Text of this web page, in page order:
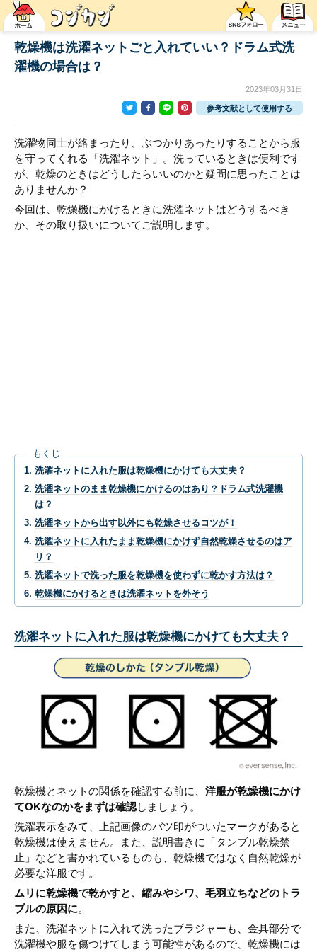
乾燥機は洗濯ネットごと入れていい？ドラム式洗
濯機の場合は？
2023年03月31日
参考文献として使用する
洗濯物同士が絡まったり、ぶつかりあったりすることから服
を守ってくれる「洗濯ネット」。洗っているときは便利です
が、乾燥のときはどうしたらいいのかと疑問に思ったことは
ありませんか？
今回は、乾燥機にかけるときに洗濯ネットはどうするべき
か、その取り扱いについてご説明します。
もくじ
洗濯ネットに入れた服は乾燥機にかけても大丈夫？
洗濯ネットのまま乾燥機にかけるのはあり？ドラム式洗濯機
は？
洗濯ネットから出す以外にも乾燥させるコツが！
洗濯ネットに入れたまま乾燥機にかけず自然乾燥させるのはア
リ？
洗濯ネットで洗った服を乾燥機を使わずに乾かす方法は？
乾燥機にかけるときは洗濯ネットを外そう
洗濯ネットに入れた服は乾燥機にかけても大丈夫？
乾燥機とネットの関係を確認する前に、 洋服が乾燥機にかけ
てOKなのかをまずは確認しましょう。
洗濯表示をみて、上記画像のバツ印がついたマークがあると
乾燥機は使えません。また、説明書きに「タンブル乾燥禁
止」などと書かれているものも、乾燥機ではなく自然乾燥が
必要な洋服です。
ムリに乾燥機で乾かすと、縮みやシワ、毛羽立ちなどのトラ
ブルの原因に。
また、洗濯ネットに入れて洗ったブラジャーも、金具部分で
洗濯機や服を傷つけてしまう可能性があるので、乾燥機には